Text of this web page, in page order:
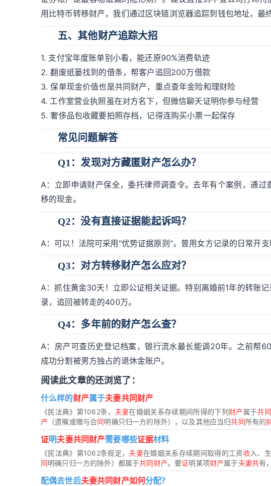
用比特币转移财产，我们通过区块链浏览器追踪到钱包地址，最
五、其他财产追踪大招
1. 支付宝年度账单别小看，能还原90%消费轨迹
2. 翻废纸篓找到的借条，帮客户追回200万借款
3. 保单现金价值也是共同财产，重点查年金险和理财险
4. 工作室营业执照虽在对方名下，但微信聊天证明你参与经营
5. 奢侈品包收藏要拍照存档，记得连购买小票一起保存
常见问题解答
Q1：发现对方藏匿财产怎么办？
A：立即申请财产保全，委托律师调查令。去年有个案例，通
移的现金。
Q2：没有直接证据能起诉吗？
A：可以！法院可采用"优势证据原则"。曾用女方记录的日常开
Q3：对方转移财产怎么应对？
A：抓住黄金30天！立即公证相关证据。特别离婚前1年的转账
录，追回被转走的400万。
Q4：多年前的财产怎么查？
A：房产可查历史登记档案，银行流水最长能调20年。之前帮
成功分割被男方独占的退休金账户。
阅读此文章的还浏览了：
什么样的财产属于夫妻共同财产
《民法典》第1062条， 夫妻在婚姻关系存续期间所得的下列财产属于共
产 （遗嘱或赠与合同明确只归一方的除外），以及其他应当归共同所有的
证明夫妻共同财产需要哪些证据材料
《民法典》第1062条规定， 夫妻在婚姻关系存续期间取得的工资收入、生
同明确只归一方的除外）都属于共同财产。要证明某项财产属于夫妻共有
配偶去世后夫妻共同财产如何分配？